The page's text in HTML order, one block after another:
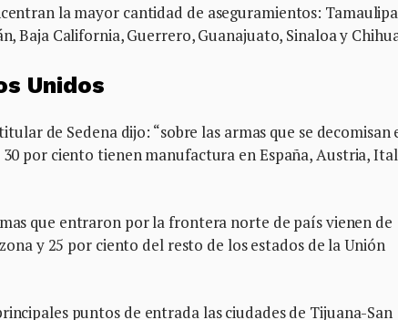
la mayor cantidad de aseguramientos:
Baja California, Guerrero, Guanajuato, Sinaloa y
Unidos
de Sedena dijo: “sobre las armas que se decomisan
por ciento tienen manufactura en España, Austria,
que entraron por la frontera norte de país vienen de
y 25 por ciento del resto de los estados de la Unión
puntos de entrada las ciudades de Tijuana-San